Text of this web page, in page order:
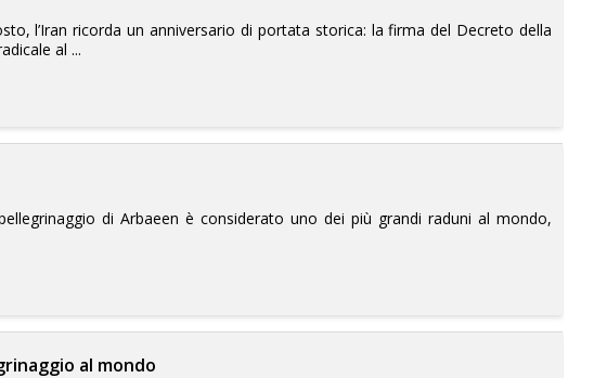
l’Iran ricorda un anniversario di portata storica: la firma del Decreto della
al ...
di Arbaeen è considerato uno dei più grandi raduni al mondo,
al mondo